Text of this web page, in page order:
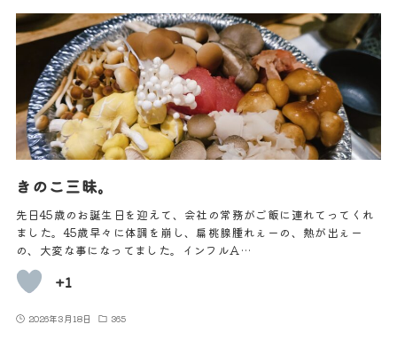
きのこ三昧。
先日45歳のお誕生日を迎えて、会社の常務がご飯に連れてってくれ
ました。45歳早々に体調を崩し、扁桃腺腫れぇーの、熱が出ぇー
の、大変な事になってました。インフルA…
+1
2026年3月18日 365